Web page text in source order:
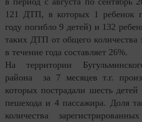
121 ДТП, в которых 1 ребенок
году погибло 9 детей) и 132
таких ДТП от общего количества
в течение года составляет 26%.
На территории
района за 7 месяцев т.г.
которых пострадали шесть
пешехода и 4 пассажира. Доля
количества